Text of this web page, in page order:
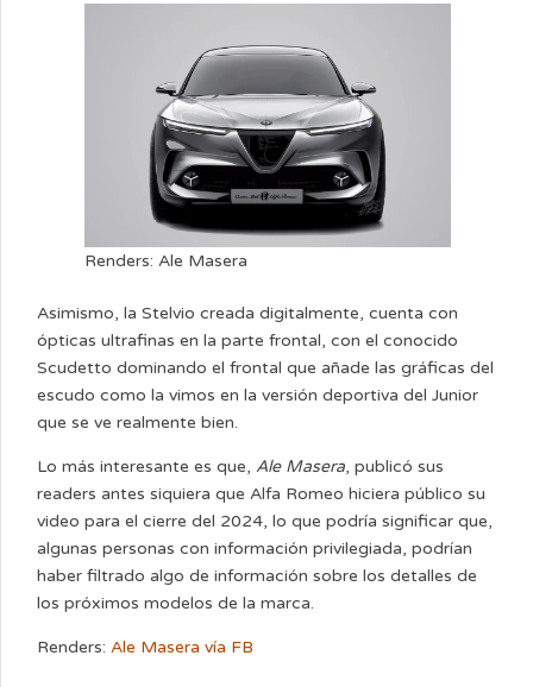
Renders: Ale Masera
Asimismo, la Stelvio creada digitalmente, cuenta con
ópticas ultrafinas en la parte frontal, con el conocido
Scudetto dominando el frontal que añade las gráficas del
escudo como la vimos en la versión deportiva del Junior
que se ve realmente bien.
Lo más interesante es que, Ale Masera, publicó sus
readers antes siquiera que Alfa Romeo hiciera público su
video para el cierre del 2024, lo que podría significar que,
algunas personas con información privilegiada, podrían
haber filtrado algo de información sobre los detalles de
los próximos modelos de la marca.
Renders: Ale Masera vía FB